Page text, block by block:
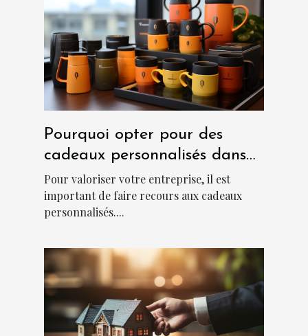
Pourquoi opter pour des
cadeaux personnalisés dans
une entreprise ?
Pour valoriser votre entreprise, il est
important de faire recours aux cadeaux
personnalisés....